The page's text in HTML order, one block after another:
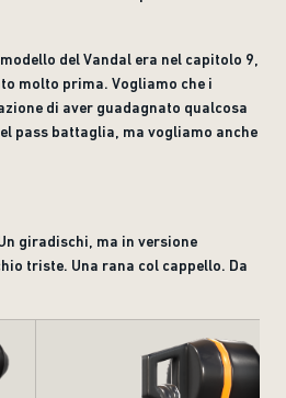
del Vandal era nel capitolo 9,
molto prima. Vogliamo che i
di aver guadagnato qualcosa
pass battaglia, ma vogliamo anche
giradischi, ma in versione
triste. Una rana col cappello. Da